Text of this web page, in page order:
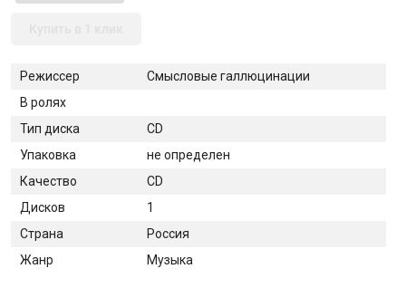
Режиссер
Смысловые галлюцинации
В ролях
Тип диска
CD
Упаковка
не определен
Качество
CD
Дисков
1
Страна
Россия
Жанр
Музыка